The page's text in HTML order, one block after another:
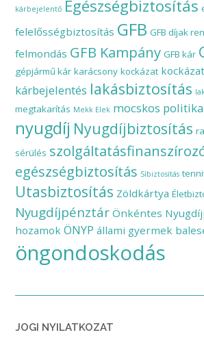
kárbejelentő Egészségbiztosítás
felelősségbiztosítás GFB GFB díjak
felmondás GFB Kampány GFB kár
gépjármű kár karácsony kockázat
kárbejelentés lakásbiztosítás
megtakarítás Mekk Elek mocskos politika
nyugdíj Nyugdíjbiztosítás
sérülés
egészségbiztosítás Síbiztosítás
Utasbiztosítás Zöldkártya
Nyugdíjpénztár Önkéntes
hozamok ÖNYP állami gyermek
öngondoskodás
JOGI NYILATKOZAT